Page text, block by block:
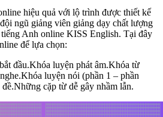
hiệu quả với lộ trình được thiết kế
ngũ giảng viên giảng dạy chất lượng
Anh online KISS English. Tại đây
để lựa chọn:
đầu.Khóa luyện phát âm.Khóa từ
luyện nói (phần 1 – phần
cặp từ dễ gây nhầm lẫn.